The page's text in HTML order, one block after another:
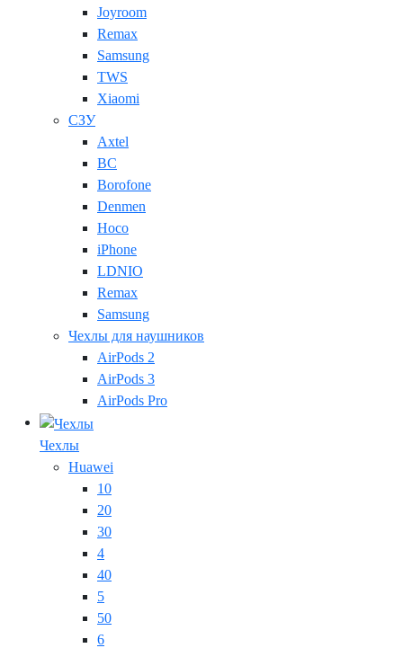
Joyroom
Remax
Samsung
TWS
Xiaomi
СЗУ
Axtel
BC
Borofone
Denmen
Hoco
iPhone
LDNIO
Remax
Samsung
Чехлы для наушников
AirPods 2
AirPods 3
AirPods Pro
Чехлы
Huawei
10
20
30
4
40
5
50
6